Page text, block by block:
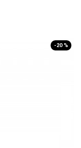
-20 %